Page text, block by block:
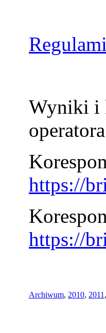
Wyniki i
https://
https://
Archiwum, 2010, 2011 ,